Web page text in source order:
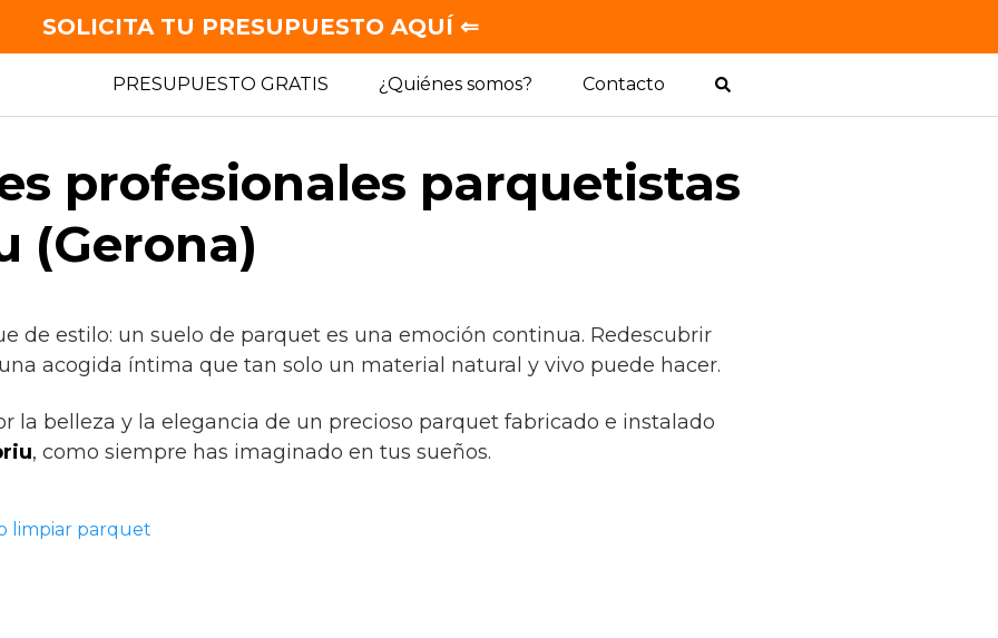
PRESUPUESTO GRATIS ¿Quiénes somos? Contacto
profesionales parquetistas
(Gerona)
de estilo: un suelo de parquet es una emoción continua. Redescubrir
acogida íntima que tan solo un material natural y vivo puede hacer.
la belleza y la elegancia de un precioso parquet fabricado e instalado
, como siempre has imaginado en tus sueños.
limpiar parquet
SOLICITA TU PRESUPUESTO AQUÍ ⇐